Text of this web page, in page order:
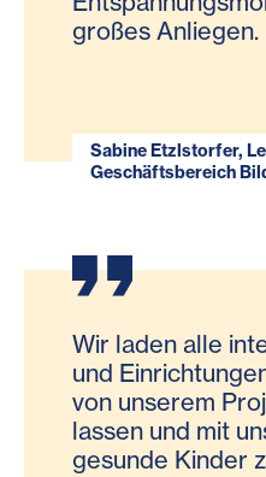
großes Anliegen.
Sabine Etzlstorfer,
Geschäftsbereich
Wir laden alle
und
von unserem
lassen und mit
gesunde Kinder